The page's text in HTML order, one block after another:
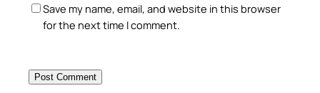
Save my name, email, and website in this browser
for the next time I comment.